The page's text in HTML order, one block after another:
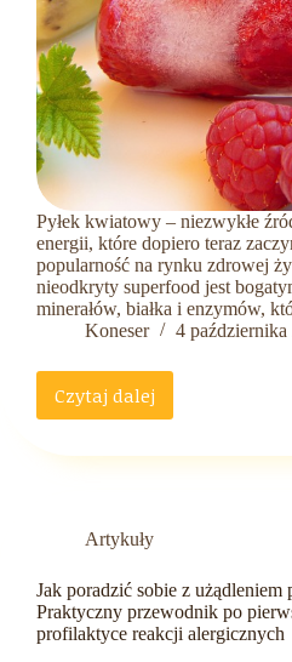
Pyłek kwiatowy – niezwykłe
energii, które dopiero teraz
popularność na rynku zdrowej
nieodkryty superfood jest
minerałów, białka i enzymów,
Koneser
4 października
Czytaj dalej
Pyłek
–
potentat
rynku
zdrowej
żywności
Artykuły
Jak poradzić sobie z użądleniem
Praktyczny przewodnik po
profilaktyce reakcji alergicznych